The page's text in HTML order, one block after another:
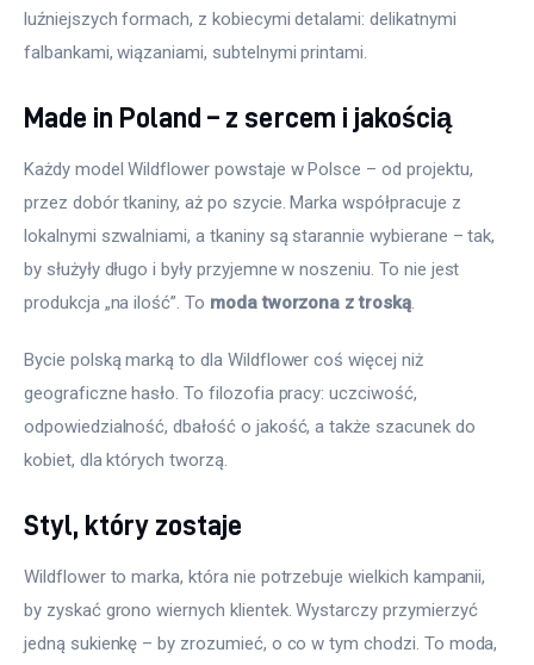
luźniejszych formach, z kobiecymi detalami: delikatnymi
falbankami, wiązaniami, subtelnymi printami.
Made in Poland – z sercem i jakością
Każdy model Wildflower powstaje w Polsce – od projektu,
przez dobór tkaniny, aż po szycie. Marka współpracuje z
lokalnymi szwalniami, a tkaniny są starannie wybierane – tak,
by służyły długo i były przyjemne w noszeniu. To nie jest
produkcja „na ilość”. To moda tworzona z troską.
Bycie polską marką to dla Wildflower coś więcej niż
geograficzne hasło. To filozofia pracy: uczciwość,
odpowiedzialność, dbałość o jakość, a także szacunek do
kobiet, dla których tworzą.
Styl, który zostaje
Wildflower to marka, która nie potrzebuje wielkich kampanii,
by zyskać grono wiernych klientek. Wystarczy przymierzyć
jedną sukienkę – by zrozumieć, o co w tym chodzi. To moda,